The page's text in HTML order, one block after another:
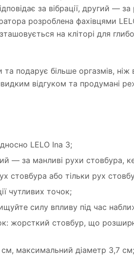
за вібрації, другий —
розроблена фахівцями
на кліторі для
подарує більше оргазмів,
відгуком та продумані
LELO Ina 3;
— за манливі рухи стовбура,
стовбура або тільки рух
чутливих точок;
силу впливу під час
жорсткий стовбур, що
см, максимальний діаметр 3,7 см;